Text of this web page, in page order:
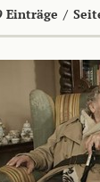
Einträge /